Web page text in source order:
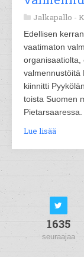
Jalkapallo -
Edellisen
vaatimaton
organisaatiolta,
valmennustöitä
kiinnitti
toista Suomen
Pietarsaaressa.
Lue lisää
1635
seuraajaa